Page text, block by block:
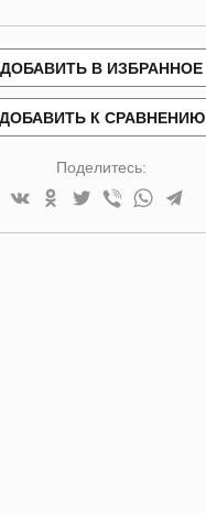
ДОБАВИТЬ В ИЗБРАННОЕ
ДОБАВИТЬ К СРАВНЕНИЮ
Поделитесь: